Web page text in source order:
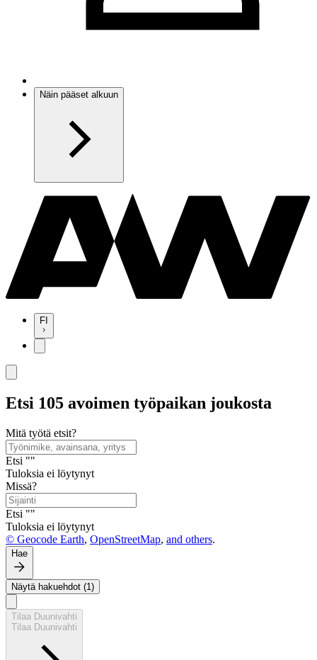
Näin pääset alkuun
FI
Etsi 105 avoimen työpaikan joukosta
Mitä työtä etsit?
Etsi ""
Tuloksia ei löytynyt
Missä?
Etsi ""
Tuloksia ei löytynyt
© Geocode Earth, OpenStreetMap, and others.
Hae
Näytä hakuehdot (1)
Tilaa Duunivahti
Tilaa Duunivahti